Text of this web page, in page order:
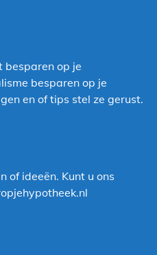
besparen op je
besparen op je
en of tips stel ze gerust.
of ideeën. Kunt u ons